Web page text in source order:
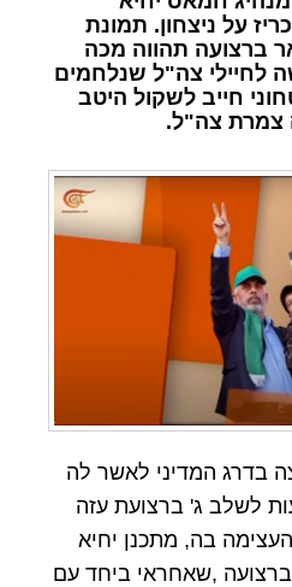
על ניצחון. תמונת
ברצועה תהווה מכה
לחיילי צה"ל שנלחמים
חייב לשקול היטב
צמרת צה"ל.
בדרג המדיני לאשר לה
לשלב ג' ברצועת עזה
בה, מתכנן יחיא
ברצועה ,שאחראי ביחד עם